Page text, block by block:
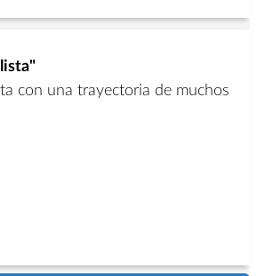
con una trayectoria de muchos